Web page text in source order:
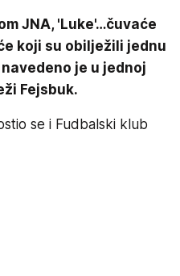
JNA, 'Luke'…čuvaće
koji su obilježili jednu
je u jednoj
Fejsbuk.
se i Fudbalski klub